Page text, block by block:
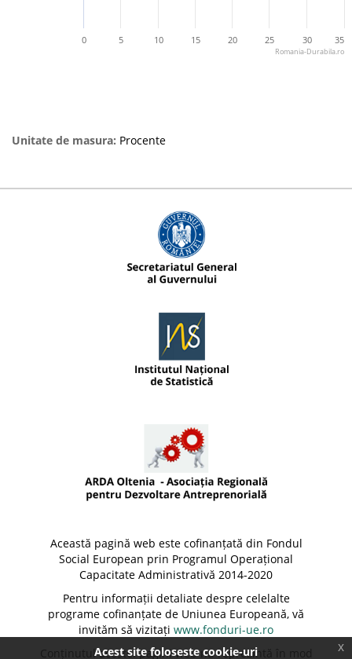
0 5 10 15 20 25 30 35
Romania-Durabila.ro
Unitate de masura: Procente
Această pagină web este cofinanțată din Fondul
Social European prin Programul Operațional
Capacitate Administrativă 2014-2020
Pentru informații detaliate despre celelalte
programe cofinanțate de Uniunea Europeană, vă
invităm să vizitați www.fonduri-ue.ro
Conținutul acestei pagini web nu reprezintă în mod
Acest site foloseste cookie-uri x